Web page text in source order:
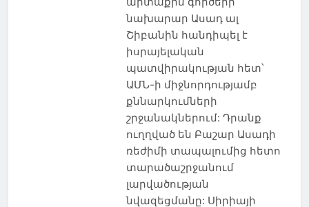
նախարար Ասադ ալ
Շիբանին հանդիպել է
իսրայելական
պատվիրակության հետ՝
ԱՄՆ-ի միջնորդությամբ
քննարկումների
շրջանակներում: Դրանք
ուղղված են Բաշար Ասադի
ռեժիմի տապալումից հետո
տարածաշրջանում
լարվածության
նվազեցմանը: Սիրիայի